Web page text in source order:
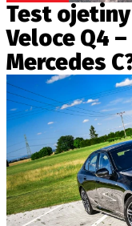
Test
Veloce Q4
Mercedes